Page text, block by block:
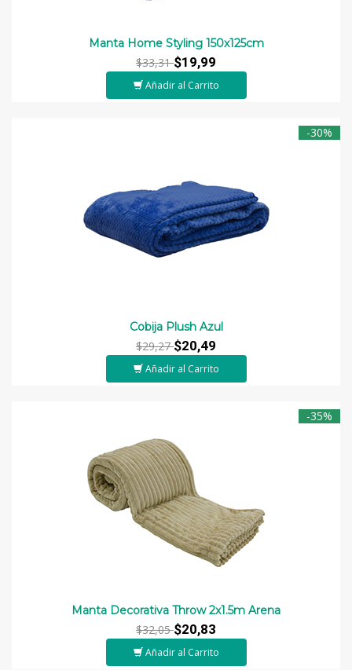
Manta Home Styling 150x125cm
$33,31$19,99
Añadir al Carrito
-30%
Cobija Plush Azul
$29,27$20,49
Añadir al Carrito
-35%
Manta Decorativa Throw 2x1.5m Arena
$32,05$20,83
Añadir al Carrito